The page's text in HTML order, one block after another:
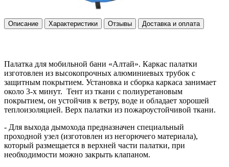
Описание Характеристики Отзывы Доставка и оплата
Палатка для мобильной бани «Алтай». Каркас палатки
изготовлен из высокопрочных алюминиевых трубок с
защитным покрытием. Установка и сборка каркаса занимает
около 3-х минут. Тент из ткани с полиуретановым
покрытием, он устойчив к ветру, воде и обладает хорошей
теплоизоляцией. Верх палатки из пожароустойчивой ткани.
- Для выхода дымохода предназначен специальный
проходной узел (изготовлен из негорючего материала),
который размещается в верхней части палатки, при
необходимости можно закрыть клапаном.